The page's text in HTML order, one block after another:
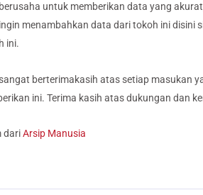
untuk memberikan data yang
menambahkan data dari tokoh ini disini
ini.
berterimakasih atas setiap masukan
ini. Terima kasih atas dukungan dan
dariArsip Manusia